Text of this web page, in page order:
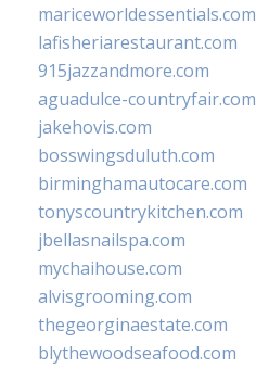
mariceworldessentials.com
lafisheriarestaurant.com
915jazzandmore.com
aguadulce-countryfair.com
jakehovis.com
bosswingsduluth.com
birminghamautocare.com
tonyscountrykitchen.com
jbellasnailspa.com
mychaihouse.com
alvisgrooming.com
thegeorginaestate.com
blythewoodseafood.com